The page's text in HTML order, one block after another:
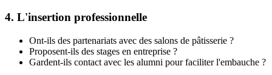
4. L'insertion professionnelle
Ont-ils des partenariats avec des salons de pâtisserie ?
Proposent-ils des stages en entreprise ?
Gardent-ils contact avec les alumni pour faciliter l'embauche ?